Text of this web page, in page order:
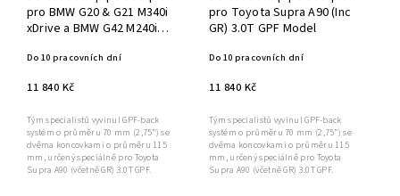
pro BMW G20 & G21 M340i
xDrive a BMW G42 M240i
Do 10 pracovních dní
11 840 Kč
Tým specialistů vyvinul GPF-back
systém o průměru 70 mm (2,75”) se
dvěma koncovkami o průměru 115
mm, určený speciálně pro Toyota
Supra A90 (včetně GR) 3.0T GPF.
pro Toyota Supra A90 (Inc
GR) 3.0T GPF Model
Do 10 pracovních dní
11 840 Kč
Tým specialistů vyvinul GPF-back
systém o průměru 70 mm (2,75”) se
dvěma koncovkami o průměru 115
mm, určený speciálně pro Toyota
Supra A90 (včetně GR) 3.0T GPF.